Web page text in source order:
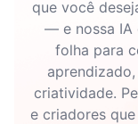
que você
— e nossa IA
folha para
criatividade.
e criadores